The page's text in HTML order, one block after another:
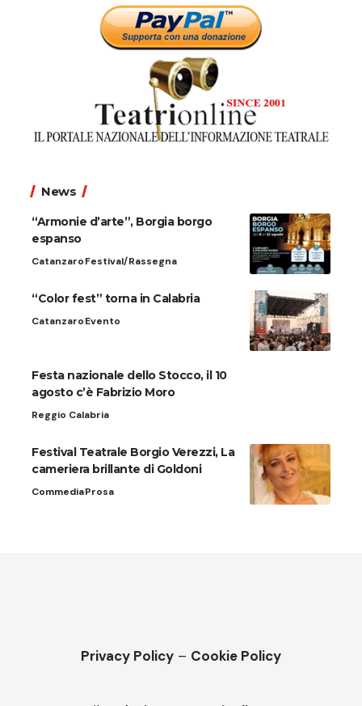
News
“Armonie d’arte”, Borgia borgo
espanso
CatanzaroFestival/Rassegna
“Color fest” torna in Calabria
CatanzaroEvento
Festa nazionale dello Stocco, il 10
agosto c’è Fabrizio Moro
Reggio Calabria
Festival Teatrale Borgio Verezzi, La
cameriera brillante di Goldoni
CommediaProsa
Privacy Policy – Cookie Policy